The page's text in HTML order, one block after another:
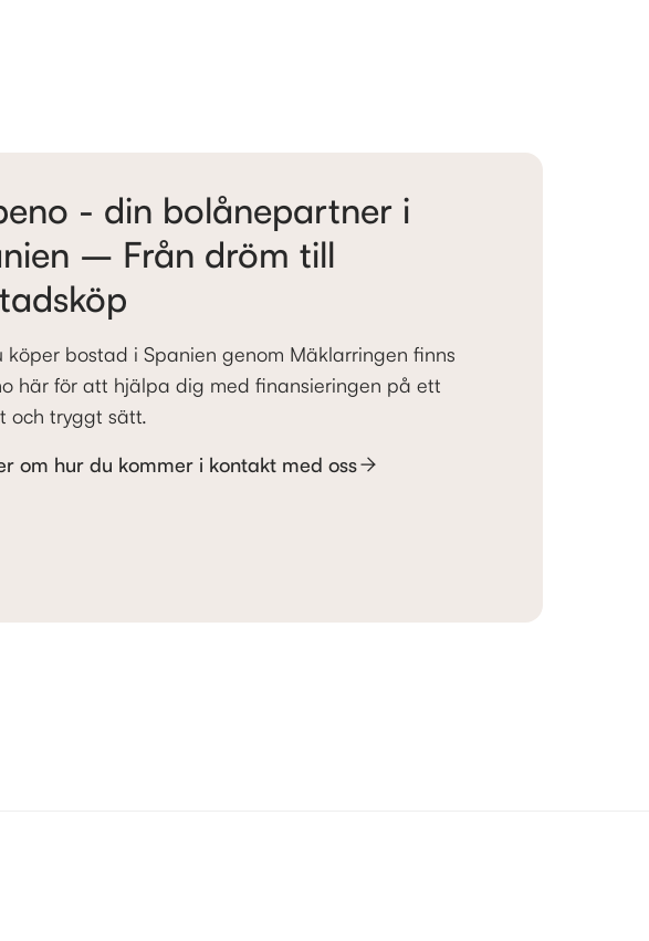
- din bolånepartner i
– Från dröm till
köper bostad i Spanien genom Mäklarringen finns
här för att hjälpa dig med finansieringen på ett
och tryggt sätt.
om hur du kommer i kontakt med oss